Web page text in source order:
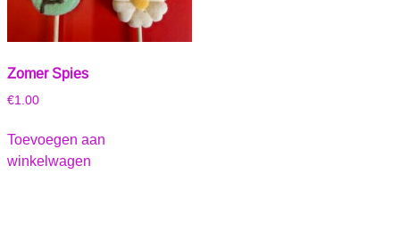
Zomer Spies
€1.00
Toevoegen aan
winkelwagen